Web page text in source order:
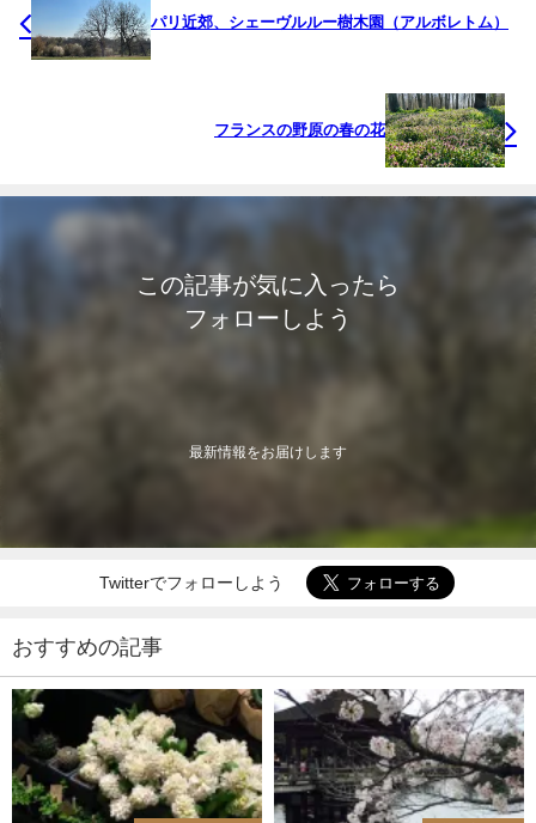
パリ近郊、シェーヴルルー樹木園（アルボレトム）
フランスの野原の春の花
この記事が気に入ったら
フォローしよう
最新情報をお届けします
Twitterでフォローしよう
おすすめの記事